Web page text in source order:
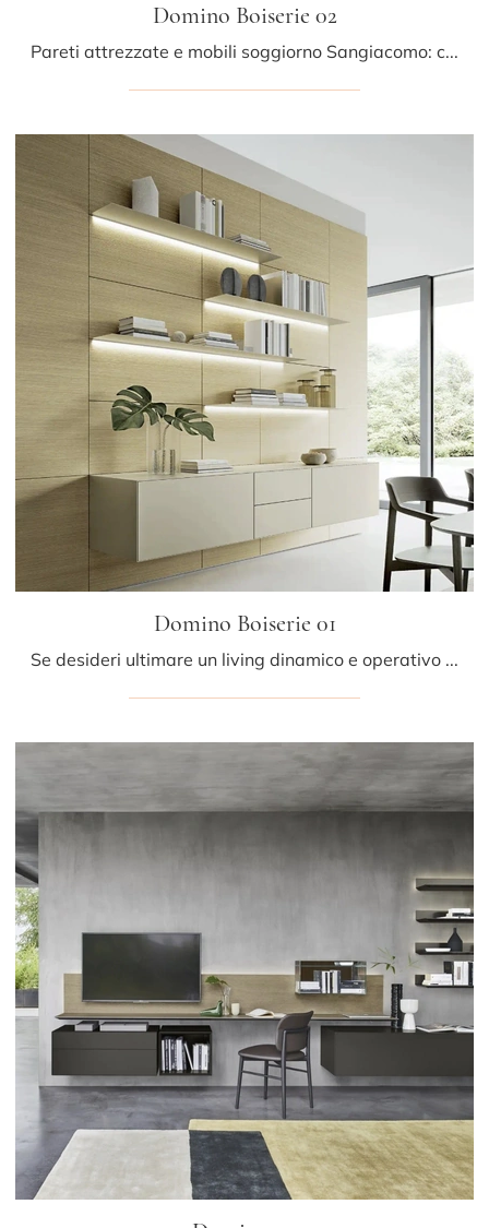
Domino Boiserie 02
Pareti attrezzate e mobili soggiorno Sangiacomo: clicca e scopri il modello Domino Boiserie 02 e potrai completare stanze moderne di ogni tipo.
Domino Boiserie 01
Se desideri ultimare un living dinamico e operativo dalle linee moderne, ti offriamo la parete attrezzata Domino Boiserie 01 Sangiacomo.